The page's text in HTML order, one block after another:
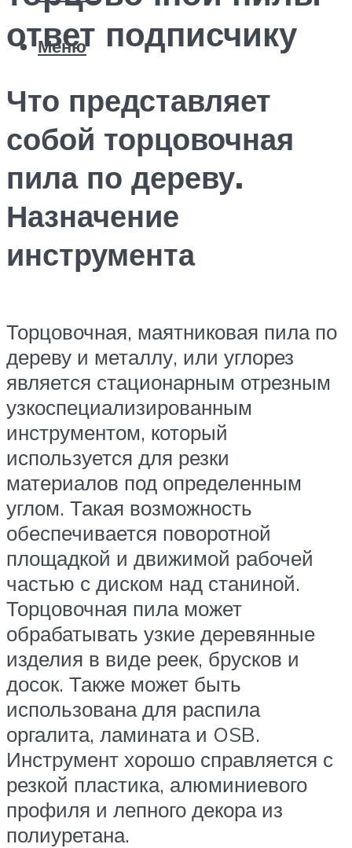
Меню
ответ подписчику
Что представляет
собой торцовочная
пила по дереву.
Назначение
инструмента
Торцовочная, маятниковая пила по
дереву и металлу, или углорез
является стационарным отрезным
узкоспециализированным
инструментом, который
используется для резки
материалов под определенным
углом. Такая возможность
обеспечивается поворотной
площадкой и движимой рабочей
частью с диском над станиной.
Торцовочная пила может
обрабатывать узкие деревянные
изделия в виде реек, брусков и
досок. Также может быть
использована для распила
оргалита, ламината и OSB.
Инструмент хорошо справляется с
резкой пластика, алюминиевого
профиля и лепного декора из
полиуретана.